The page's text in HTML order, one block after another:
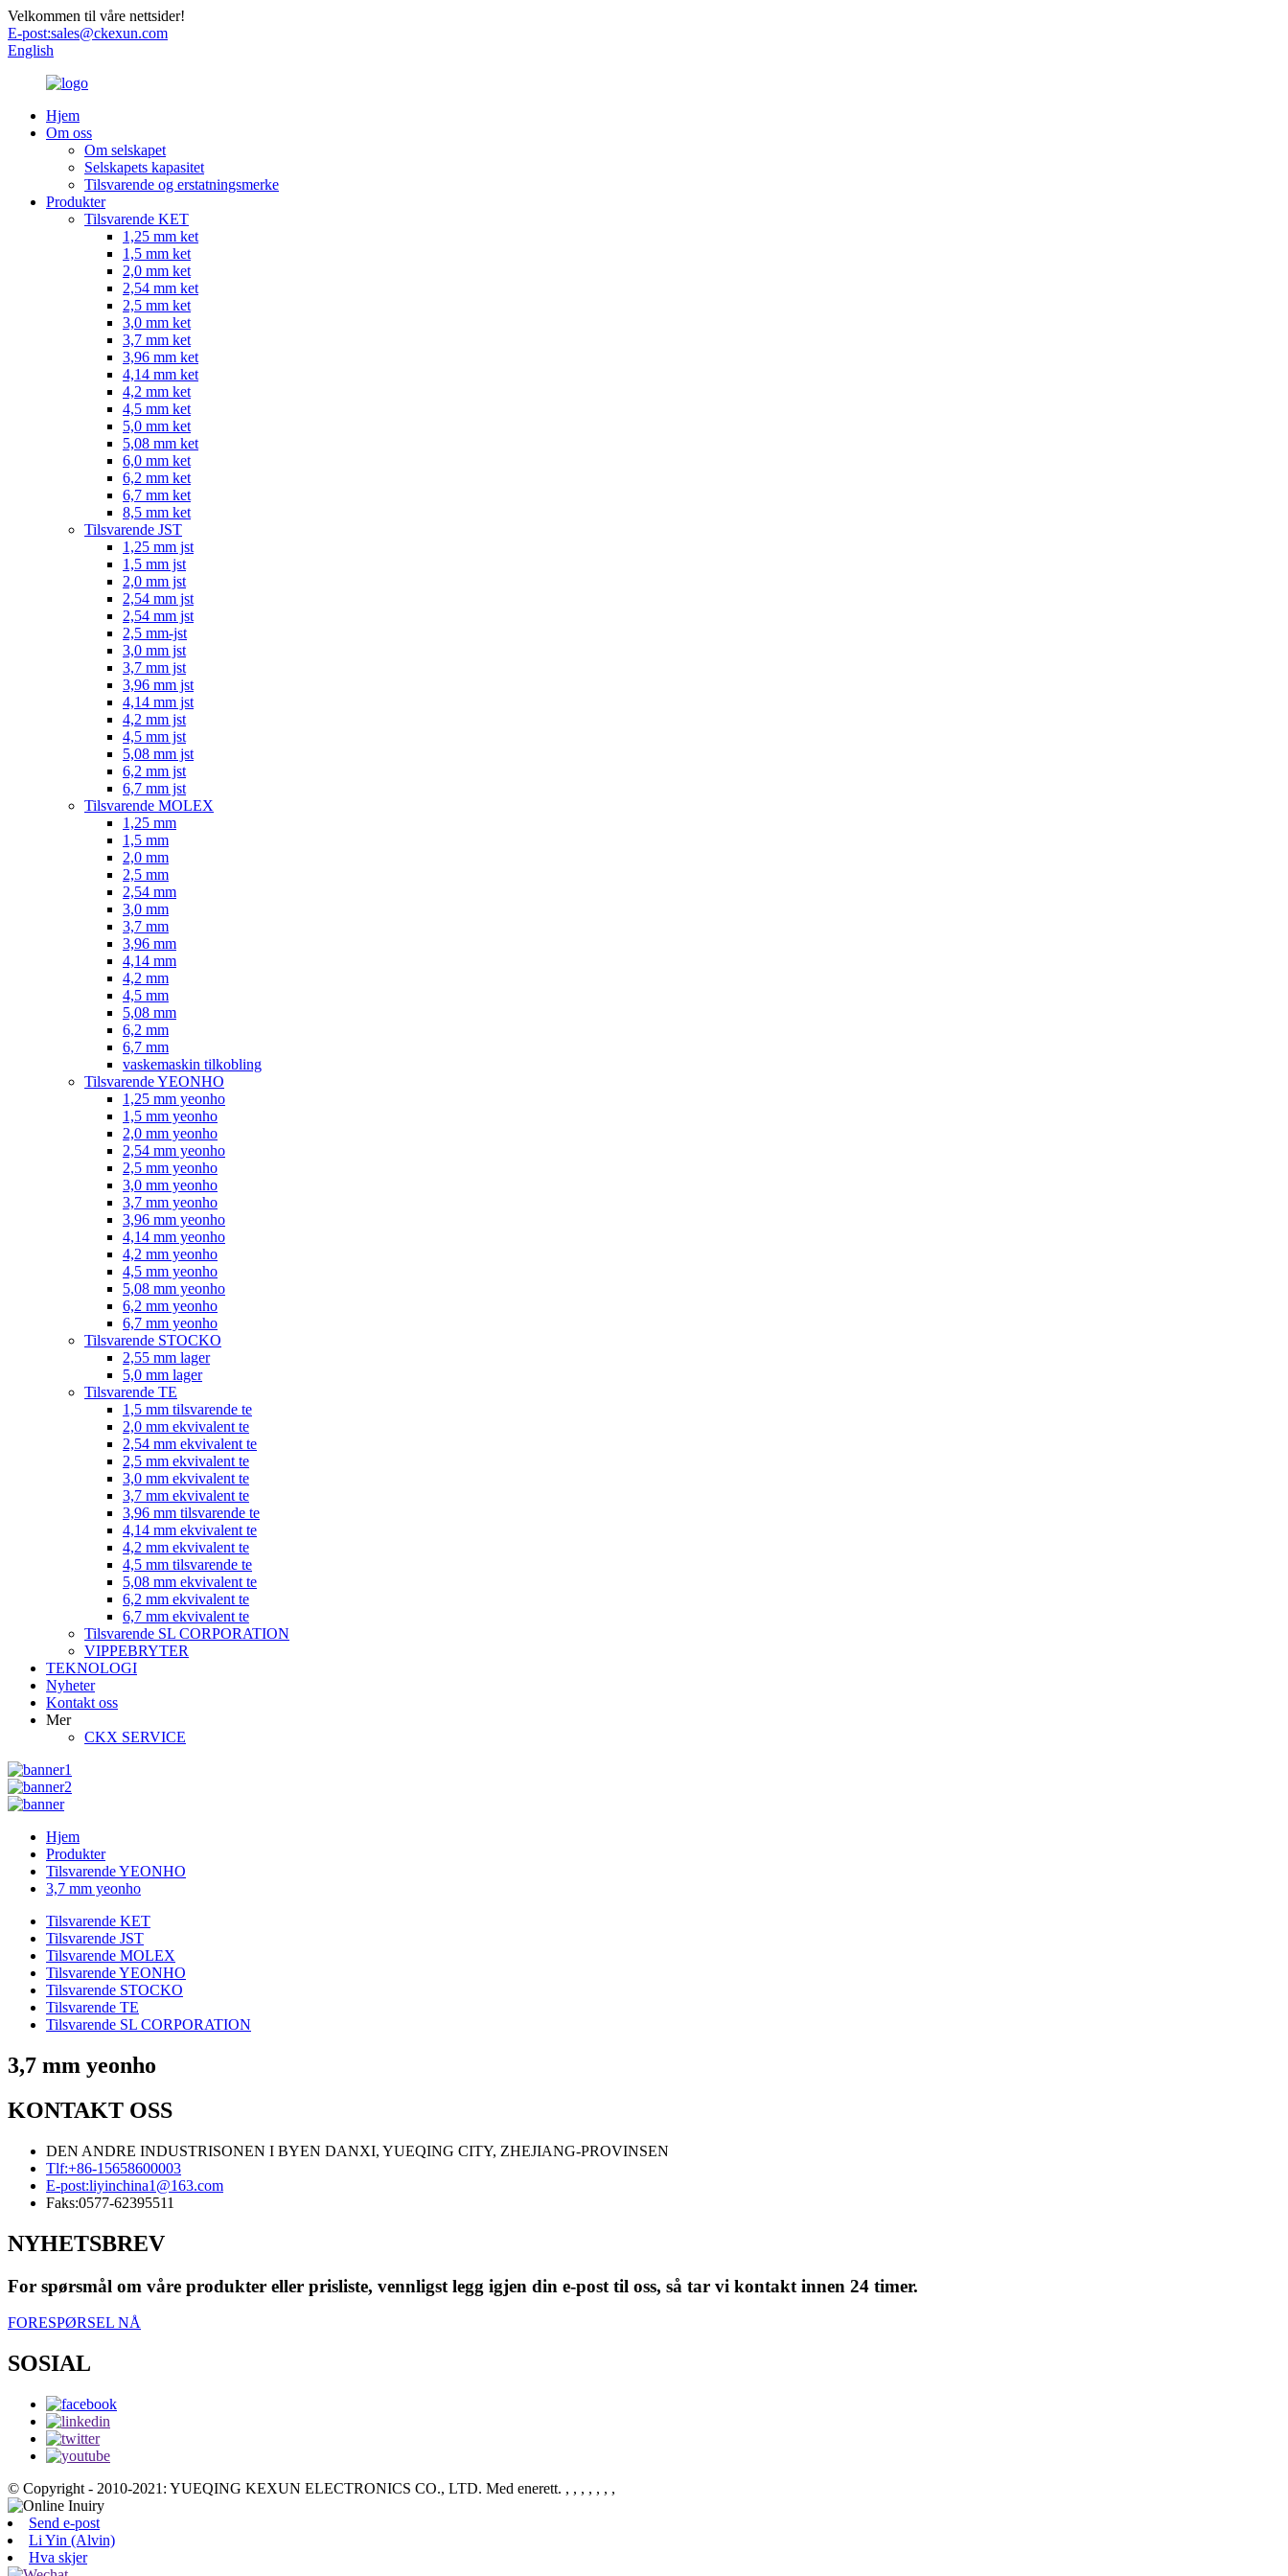
Velkommen til våre nettsider!
E-post:sales@ckexun.com
English
Hjem
Om oss
Om selskapet
Selskapets kapasitet
Tilsvarende og erstatningsmerke
Produkter
Tilsvarende KET
1,25 mm ket
1,5 mm ket
2,0 mm ket
2,54 mm ket
2,5 mm ket
3,0 mm ket
3,7 mm ket
3,96 mm ket
4,14 mm ket
4,2 mm ket
4,5 mm ket
5,0 mm ket
5,08 mm ket
6,0 mm ket
6,2 mm ket
6,7 mm ket
8,5 mm ket
Tilsvarende JST
1,25 mm jst
1,5 mm jst
2,0 mm jst
2,54 mm jst
2,54 mm jst
2,5 mm-jst
3,0 mm jst
3,7 mm jst
3,96 mm jst
4,14 mm jst
4,2 mm jst
4,5 mm jst
5,08 mm jst
6,2 mm jst
6,7 mm jst
Tilsvarende MOLEX
1,25 mm
1,5 mm
2,0 mm
2,5 mm
2,54 mm
3,0 mm
3,7 mm
3,96 mm
4,14 mm
4,2 mm
4,5 mm
5,08 mm
6,2 mm
6,7 mm
vaskemaskin tilkobling
Tilsvarende YEONHO
1,25 mm yeonho
1,5 mm yeonho
2,0 mm yeonho
2,54 mm yeonho
2,5 mm yeonho
3,0 mm yeonho
3,7 mm yeonho
3,96 mm yeonho
4,14 mm yeonho
4,2 mm yeonho
4,5 mm yeonho
5,08 mm yeonho
6,2 mm yeonho
6,7 mm yeonho
Tilsvarende STOCKO
2,55 mm lager
5,0 mm lager
Tilsvarende TE
1,5 mm tilsvarende te
2,0 mm ekvivalent te
2,54 mm ekvivalent te
2,5 mm ekvivalent te
3,0 mm ekvivalent te
3,7 mm ekvivalent te
3,96 mm tilsvarende te
4,14 mm ekvivalent te
4,2 mm ekvivalent te
4,5 mm tilsvarende te
5,08 mm ekvivalent te
6,2 mm ekvivalent te
6,7 mm ekvivalent te
Tilsvarende SL CORPORATION
VIPPEBRYTER
TEKNOLOGI
Nyheter
Kontakt oss
Mer
CKX SERVICE
Hjem
Produkter
Tilsvarende YEONHO
3,7 mm yeonho
Tilsvarende KET
Tilsvarende JST
Tilsvarende MOLEX
Tilsvarende YEONHO
Tilsvarende STOCKO
Tilsvarende TE
Tilsvarende SL CORPORATION
3,7 mm yeonho
KONTAKT OSS
DEN ANDRE INDUSTRISONEN I BYEN DANXI, YUEQING CITY, ZHEJIANG-PROVINSEN
Tlf:+86-15658600003
E-post:liyinchina1@163.com
Faks:0577-62395511
NYHETSBREV
For spørsmål om våre produkter eller prisliste, vennligst legg igjen din e-post til oss, så tar vi kontakt innen 24 timer.
FORESPØRSEL NÅ
SOSIAL
© Copyright - 2010-2021: YUEQING KEXUN ELECTRONICS CO., LTD. Med enerett. , , , , , , ,
Send e-post
Li Yin (Alvin)
Hva skjer